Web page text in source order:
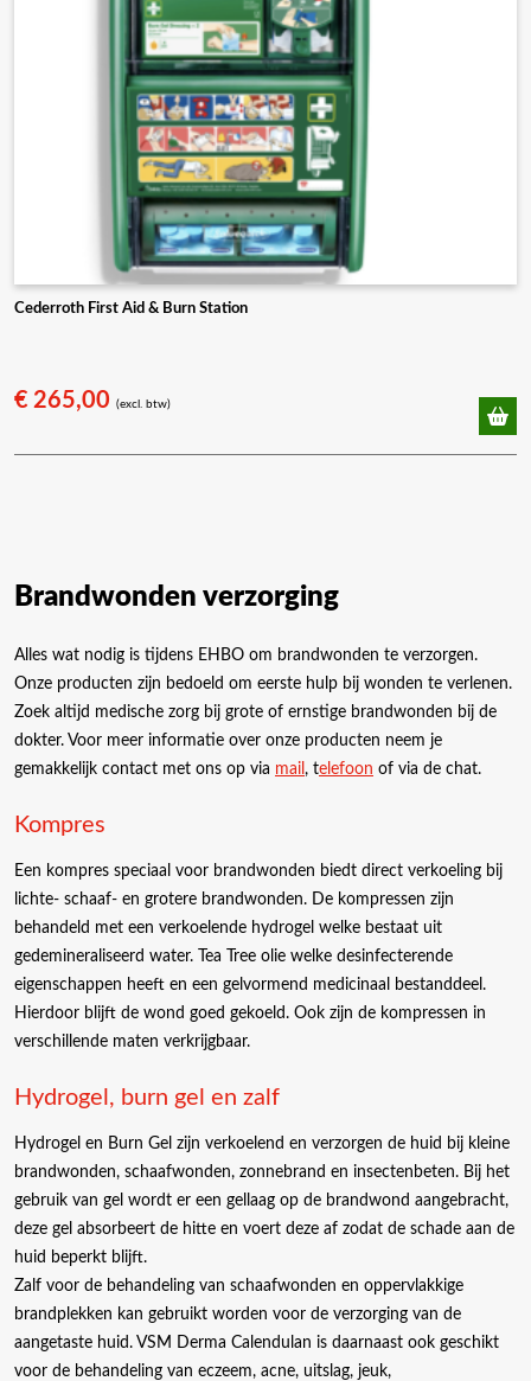
Cederroth First Aid & Burn Station
€ 265,00 (excl. btw)
Brandwonden verzorging
Alles wat nodig is tijdens EHBO om brandwonden te verzorgen.
Onze producten zijn bedoeld om eerste hulp bij wonden te verlenen.
Zoek altijd medische zorg bij grote of ernstige brandwonden bij de
dokter. Voor meer informatie over onze producten neem je
gemakkelijk contact met ons op via mail , telefoon of via de chat.
Kompres
Een kompres speciaal voor brandwonden biedt direct verkoeling bij
lichte- schaaf- en grotere brandwonden. De kompressen zijn
behandeld met een verkoelende hydrogel welke bestaat uit
gedemineraliseerd water. Tea Tree olie welke desinfecterende
eigenschappen heeft en een gelvormend medicinaal bestanddeel.
Hierdoor blijft de wond goed gekoeld. Ook zijn de kompressen in
verschillende maten verkrijgbaar.
Hydrogel, burn gel en zalf
Hydrogel en Burn Gel zijn verkoelend en verzorgen de huid bij kleine
brandwonden, schaafwonden, zonnebrand en insectenbeten. Bij het
gebruik van gel wordt er een gellaag op de brandwond aangebracht,
deze gel absorbeert de hitte en voert deze af zodat de schade aan de
huid beperkt blijft.
Zalf voor de behandeling van schaafwonden en oppervlakkige
brandplekken kan gebruikt worden voor de verzorging van de
aangetaste huid. VSM Derma Calendulan is daarnaast ook geschikt
voor de behandeling van eczeem, acne, uitslag, jeuk,